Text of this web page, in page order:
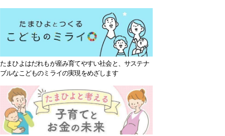
たまひよはだれもが産み育てやすい社会と、サステナ
ブルなこどものミライの実現をめざします